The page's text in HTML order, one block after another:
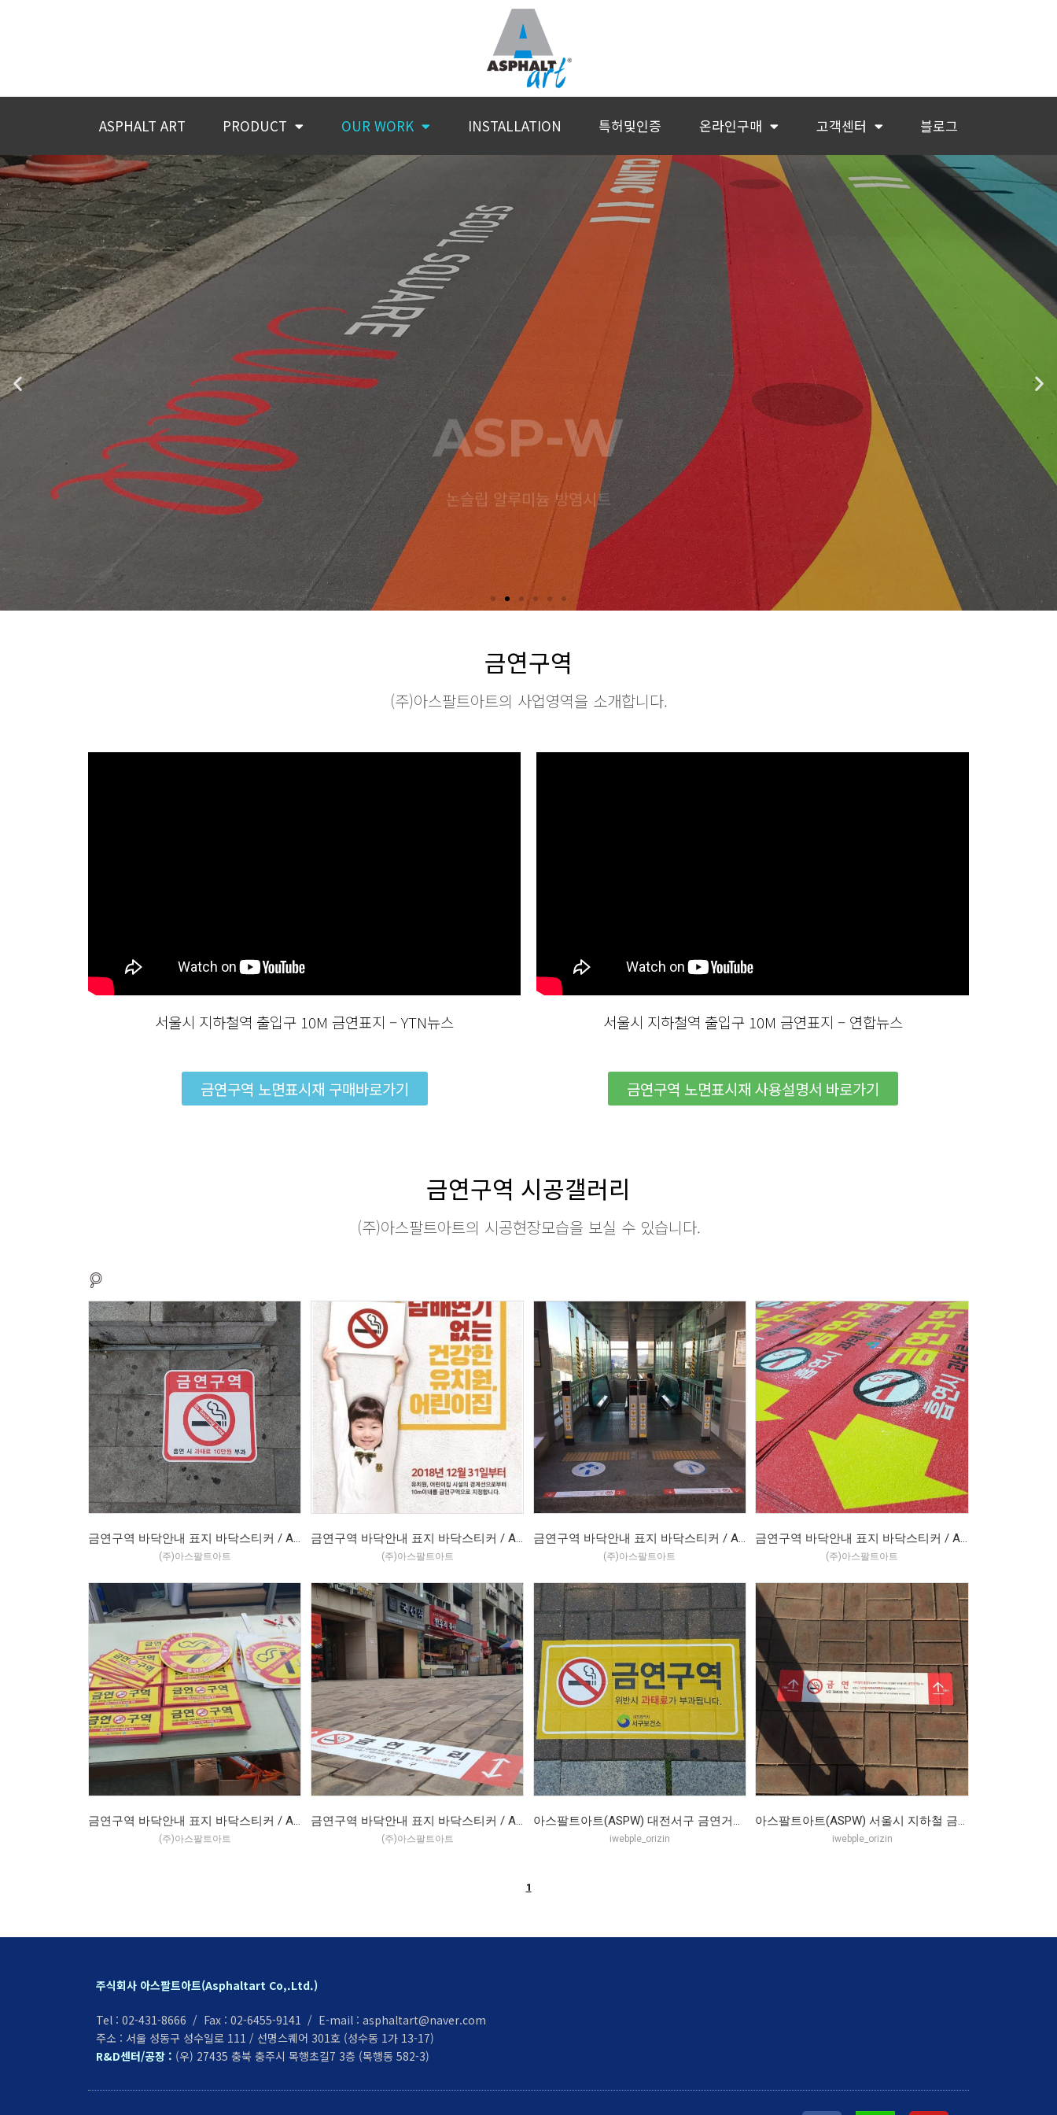
ASPHALT ART PRODUCT OUR WORK INSTALLATION 특허및인증 온라인구매 고객센터 블로그
ASP-W
논슬립 알루미늄 방염시트
금연구역
(주)아스팔트아트의 사업영역을 소개합니다.
서울시 지하철역 출입구 10M 금연표지 – YTN뉴스 서울시 지하철역 출입구 10M 금연표지 – 연합뉴스
금연구역 노면표시재 구매바로가기 금연구역 노면표시재 사용설명서 바로가기
금연구역 시공갤러리
(주)아스팔트아트의 시공현장모습을 보실 수 있습니다.
금연구역 바닥안내 표지 바닥스티커 / ASP-CWS / 아스팔트아트 (2019.04)
(주)아스팔트아트
금연구역 바닥안내 표지 바닥스티커 / ASP-W / 아스팔트아트 (2018.12)
(주)아스팔트아트
금연구역 바닥안내 표지 바닥스티커 / ASP-W / 아스팔트아트 (2018.03)
(주)아스팔트아트
금연구역 바닥안내 표지 바닥스티커 / ASP-W / 아스팔트아트 (2018.12)
(주)아스팔트아트
금연구역 바닥안내 표지 바닥스티커 / ASP-W / 아스팔트아트 (2018.11)
(주)아스팔트아트
금연구역 바닥안내 표지 바닥스티커 / ASP-W / 아스팔트아트 (2017.05)
(주)아스팔트아트
아스팔트아트(ASPW) 대전서구 금연거리 바닥스티커(2016.06)
iwebple_orizin
아스팔트아트(ASPW) 서울시 지하철 금연구역 바닥스티커(2016.05~)
iwebple_orizin
1
주식회사 아스팔트아트(Asphaltart Co,.Ltd.)
Tel : 02-431-8666 / Fax : 02-6455-9141 / E-mail : asphaltart@naver.com
주소 : 서울 성동구 성수일로 111 / 선명스퀘어 301호 (성수동 1가 13-17)
R&D센터/공장 : (우) 27435 충북 충주시 목행초길7 3층 (목행동 582-3)